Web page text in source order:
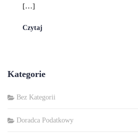
[…]
Czytaj
Kategorie
Bez Kategorii
Doradca Podatkowy